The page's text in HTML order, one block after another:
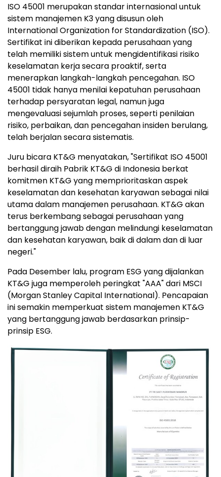
ISO 45001 merupakan standar internasional untuk
sistem manajemen K3 yang disusun oleh
International Organization for Standardization (ISO).
Sertifikat ini diberikan kepada perusahaan yang
telah memiliki sistem untuk mengidentifikasi risiko
keselamatan kerja secara proaktif, serta
menerapkan langkah-langkah pencegahan. ISO
45001 tidak hanya menilai kepatuhan perusahaan
terhadap persyaratan legal, namun juga
mengevaluasi sejumlah proses, seperti penilaian
risiko, perbaikan, dan pencegahan insiden berulang,
telah berjalan secara sistematis.
Juru bicara KT&G menyatakan, "Sertifikat ISO 45001
berhasil diraih Pabrik KT&G di Indonesia berkat
komitmen KT&G yang memprioritaskan aspek
keselamatan dan kesehatan karyawan sebagai nilai
utama dalam manajemen perusahaan. KT&G akan
terus berkembang sebagai perusahaan yang
bertanggung jawab dengan melindungi keselamatan
dan kesehatan karyawan, baik di dalam dan di luar
negeri."
Pada Desember lalu, program ESG yang dijalankan
KT&G juga memperoleh peringkat "AAA" dari MSCI
(Morgan Stanley Capital International). Pencapaian
ini semakin memperkuat sistem manajemen KT&G
yang bertanggung jawab berdasarkan prinsip-
prinsip ESG.